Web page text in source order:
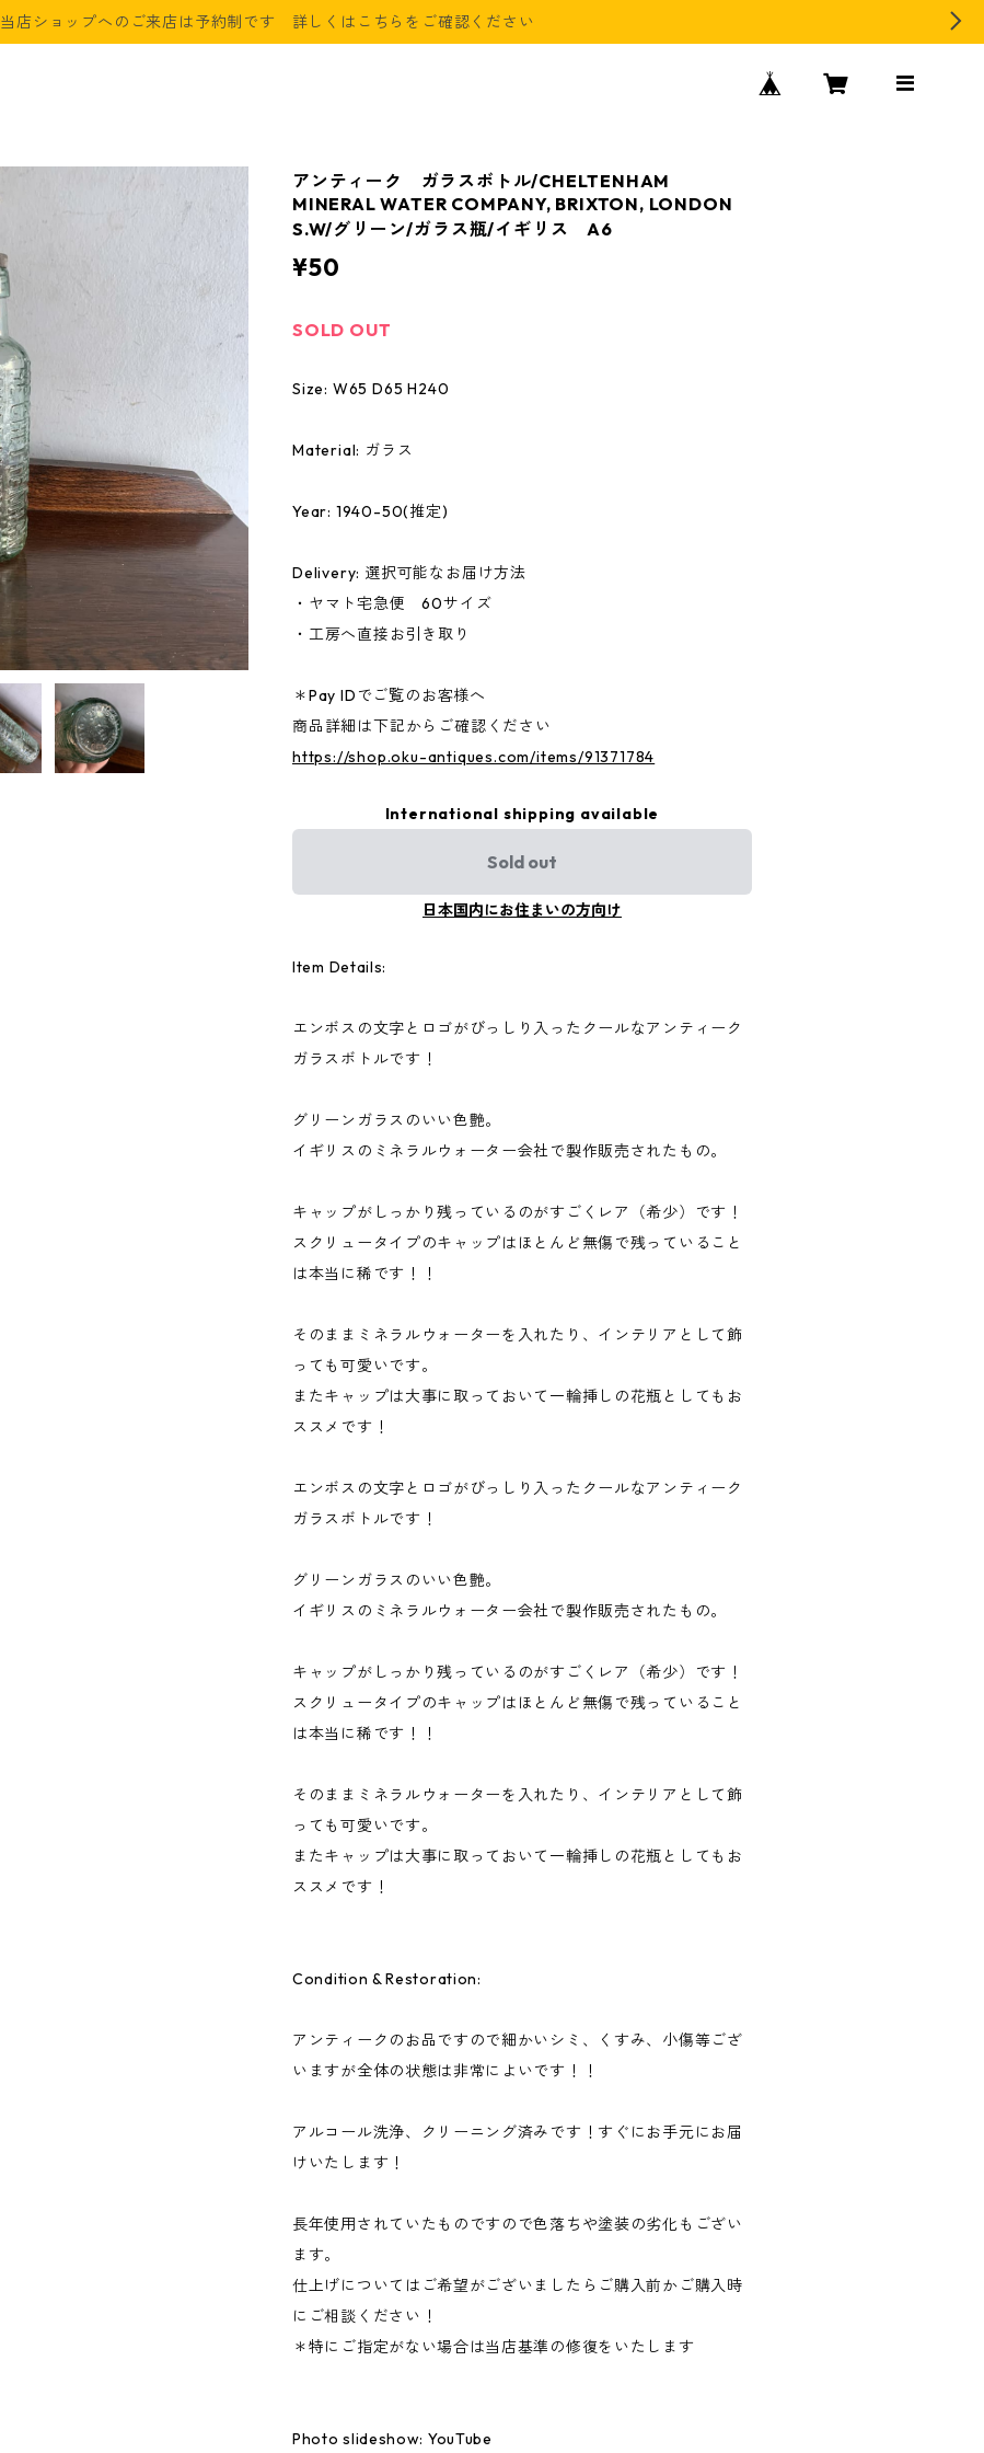
当店ショップへのご来店は予約制です 詳しくはこちらをご確認ください
アンティーク ガラスボトル/CHELTENHAM
MINERAL WATER COMPANY, BRIXTON, LONDON
S.W/グリーン/ガラス瓶/イギリス A6
¥50
SOLD OUT
Size: W65 D65 H240
Material: ガラス
Year: 1940-50(推定)
Delivery: 選択可能なお届け方法
・ヤマト宅急便 60サイズ
・工房へ直接お引き取り
＊Pay IDでご覧のお客様へ
商品詳細は下記からご確認ください
https://shop.oku-antiques.com/items/91371784
International shipping available
Sold out
日本国内にお住まいの方向け
Item Details:
エンボスの文字とロゴがびっしり入ったクールなアンティーク
ガラスボトルです！
グリーンガラスのいい色艶。
イギリスのミネラルウォーター会社で製作販売されたもの。
キャップがしっかり残っているのがすごくレア（希少）です！
スクリュータイプのキャップはほとんど無傷で残っていること
は本当に稀です！！
そのままミネラルウォーターを入れたり、インテリアとして飾
っても可愛いです。
またキャップは大事に取っておいて一輪挿しの花瓶としてもお
ススメです！
エンボスの文字とロゴがびっしり入ったクールなアンティーク
ガラスボトルです！
グリーンガラスのいい色艶。
イギリスのミネラルウォーター会社で製作販売されたもの。
キャップがしっかり残っているのがすごくレア（希少）です！
スクリュータイプのキャップはほとんど無傷で残っていること
は本当に稀です！！
そのままミネラルウォーターを入れたり、インテリアとして飾
っても可愛いです。
またキャップは大事に取っておいて一輪挿しの花瓶としてもお
ススメです！
Condition & Restoration:
アンティークのお品ですので細かいシミ、くすみ、小傷等ござ
いますが全体の状態は非常によいです！！
アルコール洗浄、クリーニング済みです！すぐにお手元にお届
けいたします！
長年使用されていたものですので色落ちや塗装の劣化もござい
ます。
仕上げについてはご希望がございましたらご購入前かご購入時
にご相談ください！
＊特にご指定がない場合は当店基準の修復をいたします
Photo slideshow: YouTube